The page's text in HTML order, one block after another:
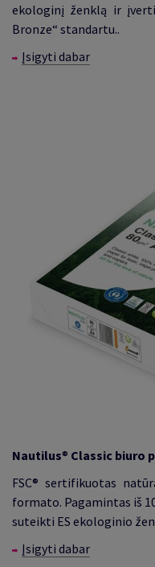
ekologinį ženklą ir
Bronze“ standartu..
Įsigyti dabar
Nautilus® Classic biuro
FSC® sertifikuotas
formato. Pagamintas iš
suteikti ES ekologinio
Įsigyti dabar